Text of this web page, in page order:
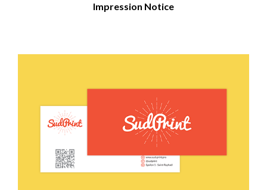
Impression Notice